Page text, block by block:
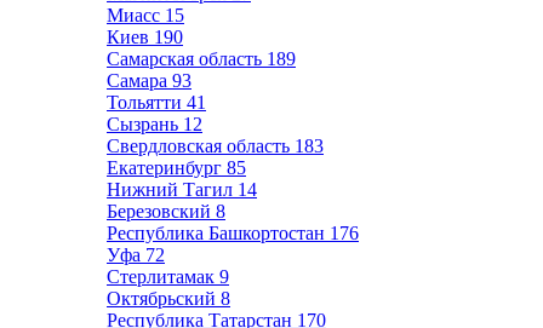
Миасс 15
Киев 190
Самарская область 189
Самара 93
Тольятти 41
Сызрань 12
Свердловская область 183
Екатеринбург 85
Нижний Тагил 14
Березовский 8
Республика Башкортостан 176
Уфа 72
Стерлитамак 9
Октябрьский 8
Республика Татарстан 170